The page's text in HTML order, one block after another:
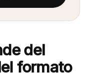
del
formato